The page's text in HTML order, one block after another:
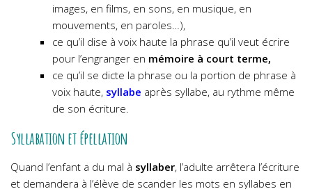
images, en films, en sons, en musique, en
mouvements, en paroles…),
ce qu’il dise à voix haute la phrase qu’il veut écrire
pour l’engranger en mémoire à court terme,
ce qu’il se dicte la phrase ou la portion de phrase à
voix haute, syllabe après syllabe, au rythme même
de son écriture.
Syllabation et épellation
Quand l’enfant a du mal à syllaber, l’adulte arrêtera l’écriture
et demandera à l’élève de scander les mots en syllabes en